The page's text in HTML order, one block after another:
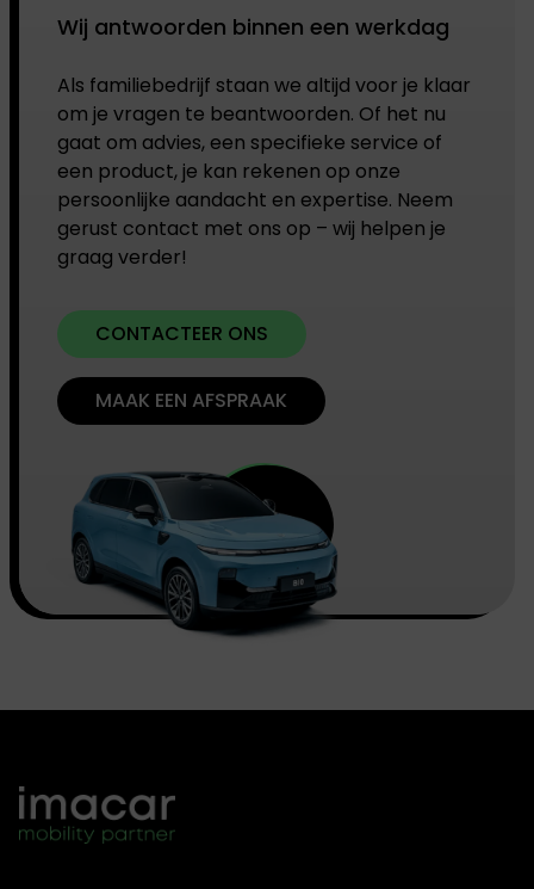
Wij antwoorden binnen een werkdag
Als familiebedrijf staan we altijd voor je klaar
om je vragen te beantwoorden. Of het nu
gaat om advies, een specifieke service of
een product, je kan rekenen op onze
persoonlijke aandacht en expertise. Neem
gerust contact met ons op – wij helpen je
graag verder!
CONTACTEER ONS
MAAK EEN AFSPRAAK